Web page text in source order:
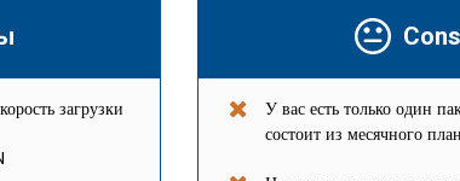
загрузки
Cons
У вас есть только один
состоит из месячного